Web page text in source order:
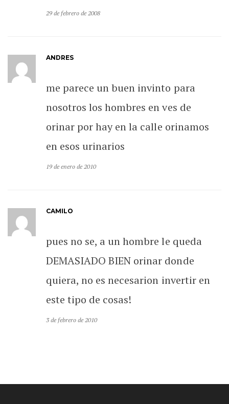
29 de febrero de 2008
ANDRES
me parece un buen invinto para
nosotros los hombres en ves de
orinar por hay en la calle orinamos
en esos urinarios
19 de enero de 2010
CAMILO
pues no se, a un hombre le queda
DEMASIADO BIEN orinar donde
quiera, no es necesarion invertir en
este tipo de cosas!
3 de febrero de 2010